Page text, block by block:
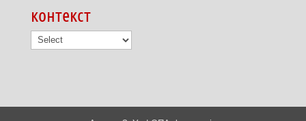
контекст